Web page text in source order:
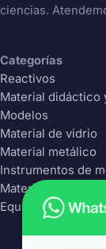
ciencias.
Categorías
Reactivos
Material didáctico
Modelos
Material de vidrio
Material metálico
Instrumentos de
Material Plástico
Equipos de